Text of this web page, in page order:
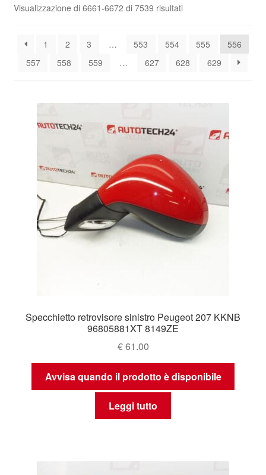
Politica sulla riservatezza
Procedura di Reclamo
Rimostranza
Spedizione in tutto il mondo
Termini e condizioni
Visualizzazione di 6661-6672 di 7539 risultatiOrdina
più
1 2 3 … 553 554 555
556
557
558 559 … 627 628 629
Specchietto retrovisore sinistro Peugeot 207 KKNB
96805881XT 8149ZE
€61.00
Avvisa quando il prodotto è disponibile
Leggi tutto